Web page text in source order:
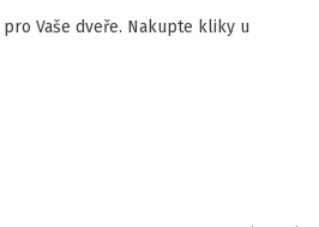
pro Vaše dveře. Nakupte kliky u